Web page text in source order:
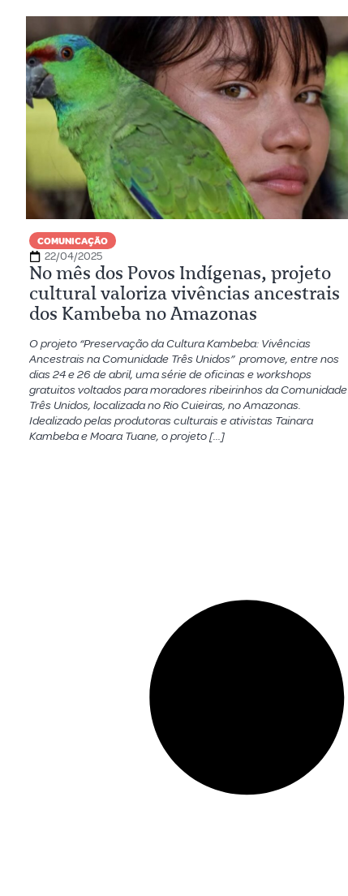
COMUNICAÇÃO
22/04/2025
No mês dos Povos Indígenas, projeto
cultural valoriza vivências ancestrais
dos Kambeba no Amazonas
O projeto “Preservação da Cultura Kambeba: Vivências
Ancestrais na Comunidade Três Unidos” promove, entre nos
dias 24 e 26 de abril, uma série de oficinas e workshops
gratuitos voltados para moradores ribeirinhos da Comunidade
Três Unidos, localizada no Rio Cuieiras, no Amazonas.
Idealizado pelas produtoras culturais e ativistas Tainara
Kambeba e Moara Tuane, o projeto […]